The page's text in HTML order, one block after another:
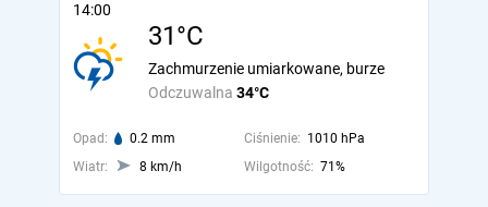
14:00
31°C
Odczuwalna 34°C
Zachmurzenie umiarkowane, burze
Opad: 0.2 mm Ciśnienie: 1010 hPa
Wiatr:
8 km/h Wilgotność: 71%